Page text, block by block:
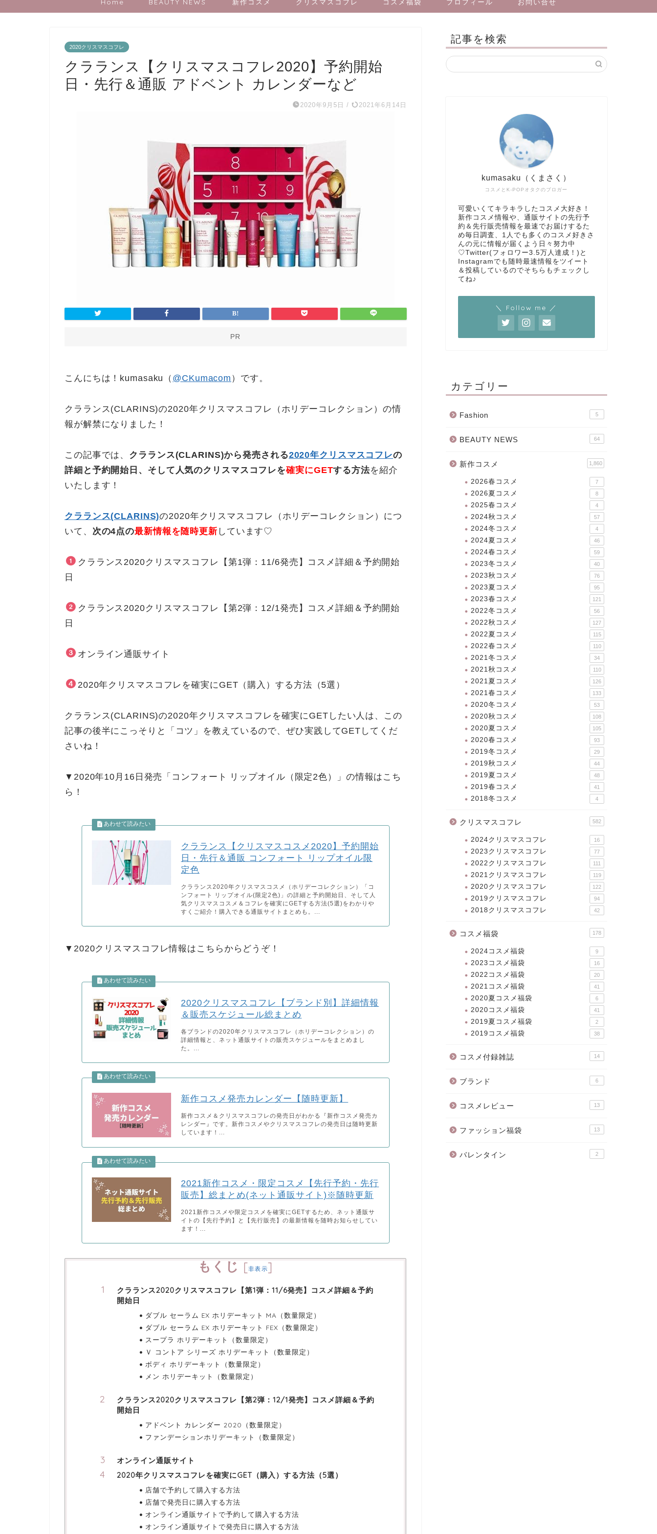
Home BEAUTY NEWS 新作コスメ クリスマスコフレ コスメ福袋 プロフィール お問い合せ
2020クリスマスコフレ
クラランス【クリスマスコフレ2020】予約開始
日・先行＆通販 アドベント カレンダーなど
2020年9月5日 / 2021年6月14日
PR
こんにちは！kumasaku（ @CKumacom ）です。
クラランス(CLARINS)の2020年クリスマスコフレ（ホリデーコレクション）の情
報が解禁になりました！
この記事では、 クラランス(CLARINS)から発売される2020年クリスマスコフレの
詳細と予約開始日、そして 人気のクリスマスコフレを確実にGETする方法を紹介
いたします！
クラランス(CLARINS)の2020年クリスマスコフレ（ホリデーコレクション）につ
いて、 次の4点の最新情報を随時更新 しています♡
クラランス2020クリスマスコフレ【第1弾：11/6発売】コスメ詳細＆予約開始
日
クラランス2020クリスマスコフレ【第2弾：12/1発売】コスメ詳細＆予約開始
日
オンライン通販サイト
2020年クリスマスコフレを確実にGET（購入）する方法（5選）
クラランス(CLARINS)の2020年クリスマスコフレを確実にGETしたい人は、この
記事の後半にこっそりと「コツ」を教えているので、ぜひ実践してGETしてくだ
さいね！
▼2020年10月16日発売「コンフォート リップオイル（限定2色）」の情報はこち
ら！
クラランス【クリスマスコスメ2020】予約開始
日・先行＆通販 コンフォート リップオイル限
定色
クラランス2020年クリスマスコスメ（ホリデーコレクション）「コ
ンフォート リップオイル(限定2色)」の詳細と予約開始日、そして人
気クリスマスコスメ＆コフレを確実にGETする方法(5選)をわかりや
すくご紹介！購入できる通販サイトまとめも。...
▼2020クリスマスコフレ情報はこちらからどうぞ！
2020クリスマスコフレ【ブランド別】詳細情報
＆販売スケジュール総まとめ
各ブランドの2020年クリスマスコフレ（ホリデーコレクション）の
詳細情報と、ネット通販サイトの販売スケジュールをまとめまし
た。...
新作コスメ発売カレンダー【随時更新】
新作コスメ＆クリスマスコフレの発売日がわかる『新作コスメ発売カ
レンダー』です。新作コスメやクリスマスコフレの発売日は随時更新
しています！...
2021新作コスメ・限定コスメ【先行予約・先行
販売】総まとめ(ネット通販サイト)※随時更新
2021新作コスメや限定コスメを確実にGETするため、ネット通販サ
イトの【先行予約】と【先行販売】の最新情報を随時お知らせしてい
ます！...
もくじ [非表示]
クラランス2020クリスマスコフレ【第1弾：11/6発売】コスメ詳細＆予約
開始日
ダブル セーラム EX ホリデーキット MA（数量限定）
ダブル セーラム EX ホリデーキット FEX（数量限定）
スープラ ホリデーキット（数量限定）
Ｖ コントア シリーズ ホリデーキット（数量限定）
ボディ ホリデーキット（数量限定）
メン ホリデーキット（数量限定）
クラランス2020クリスマスコフレ【第2弾：12/1発売】コスメ詳細＆予約
開始日
アドベント カレンダー 2020（数量限定）
ファンデーションホリデーキット（数量限定）
オンライン通販サイト
2020年クリスマスコフレを確実にGET（購入）する方法（5選）
店舗で予約して購入する方法
店舗で発売日に購入する方法
オンライン通販サイトで予約して購入する方法
オンライン通販サイトで発売日に購入する方法
記事を検索
コスメとK-POPオタクのブロガー
kumasaku（くまさく）
可愛いくてキラキラしたコスメ大好き！
新作コスメ情報や、通販サイトの先行予
約＆先行販売情報を最速でお届けするた
め毎日調査、1人でも多くのコスメ好きさ
んの元に情報が届くよう日々努力中
♡Twitter(フォロワー3.5万人達成！)と
Instagramでも随時最速情報をツイート
＆投稿しているのでそちらもチェックし
てね♪
＼ Follow me ／
カテゴリー
Fashion 5
BEAUTY NEWS 64
新作コスメ 1,860
2026春コスメ 7
2026夏コスメ 8
2025春コスメ 4
2024秋コスメ 57
2024冬コスメ 4
2024夏コスメ 46
2024春コスメ 59
2023冬コスメ 40
2023秋コスメ 76
2023夏コスメ 95
2023春コスメ 121
2022冬コスメ 56
2022秋コスメ 127
2022夏コスメ 115
2022春コスメ 110
2021冬コスメ 34
2021秋コスメ 110
2021夏コスメ 126
2021春コスメ 133
2020冬コスメ 53
2020秋コスメ 108
2020夏コスメ 105
2020春コスメ 93
2019冬コスメ 29
2019秋コスメ 44
2019夏コスメ 48
2019春コスメ 41
2018冬コスメ 4
クリスマスコフレ 582
2024クリスマスコフレ 16
2023クリスマスコフレ 77
2022クリスマスコフレ 111
2021クリスマスコフレ 119
2020クリスマスコフレ 122
2019クリスマスコフレ 94
2018クリスマスコフレ 42
コスメ福袋 178
2024コスメ福袋 9
2023コスメ福袋 16
2022コスメ福袋 20
2021コスメ福袋 41
2020夏コスメ福袋 6
2020コスメ福袋 41
2019夏コスメ福袋 2
2019コスメ福袋 38
コスメ付録雑誌 14
ブランド 6
コスメレビュー 13
ファッション福袋 13
バレンタイン 2